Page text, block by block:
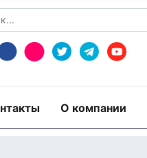
О компании